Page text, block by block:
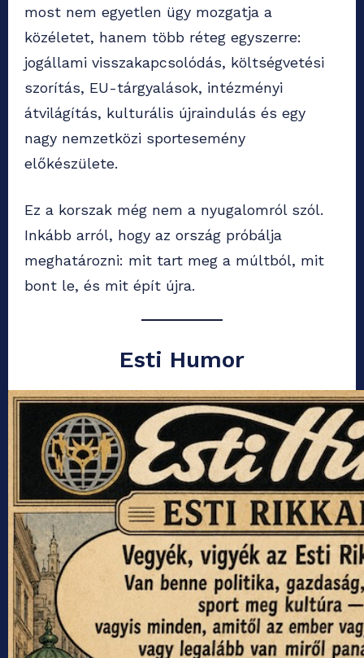
most nem egyetlen ügy mozgatja a
közéletet, hanem több réteg egyszerre:
jogállami visszakapcsolódás, költségvetési
szorítás, EU-tárgyalások, intézményi
átvilágítás, kulturális újraindulás és egy
nagy nemzetközi sportesemény
előkészülete.
Ez a korszak még nem a nyugalomról szól.
Inkább arról, hogy az ország próbálja
meghatározni: mit tart meg a múltból, mit
bont le, és mit épít újra.
Esti Humor